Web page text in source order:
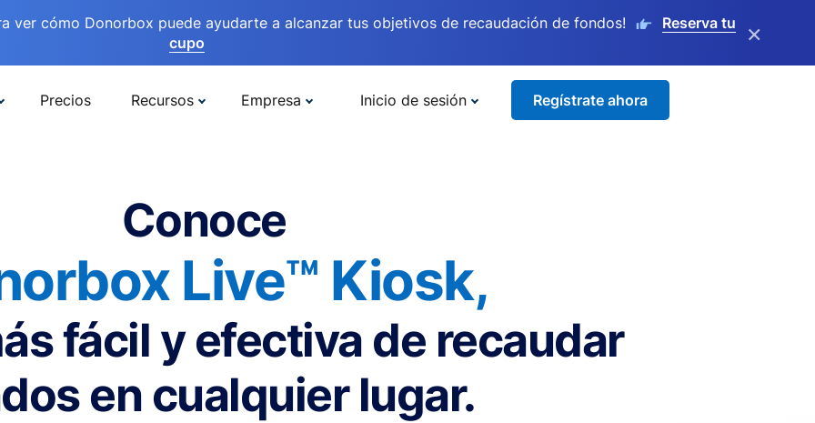
ver cómo Donorbox puede ayudarte a alcanzar tus objetivos de recaudación de fondos!
Reserva tu
cupo
×
Precios Recursos Empresa Inicio de sesión Regístrate ahora
Conoce
Live™ Kiosk,
fácil y efectiva de recaudar
en cualquier lugar.